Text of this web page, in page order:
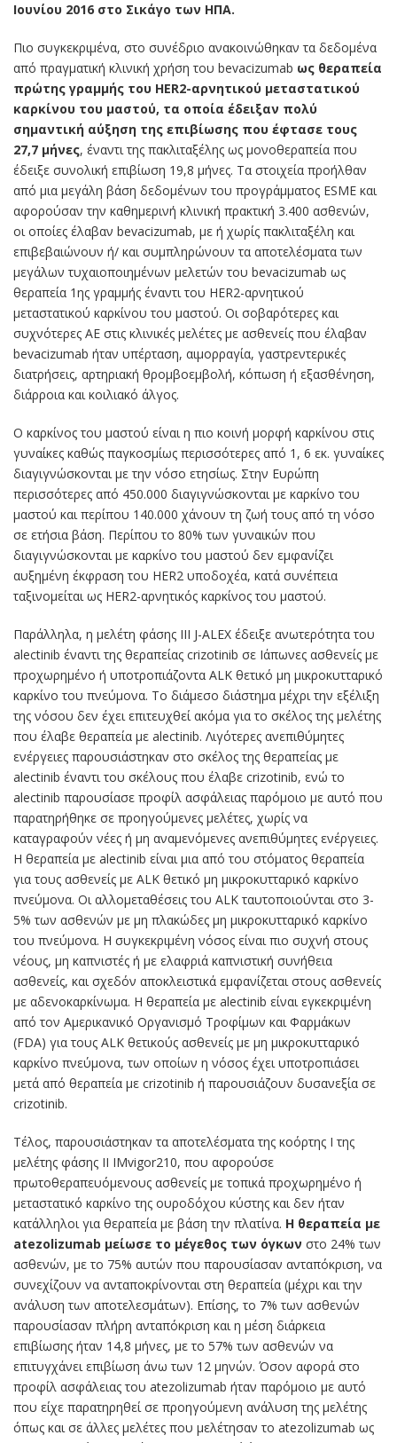
Ιουνίου 2016 στο Σικάγο των ΗΠΑ.
Πιο συγκεκριμένα, στο συνέδριο ανακοινώθηκαν τα δεδομένα
από πραγματική κλινική χρήση του bevacizumab ως θεραπεία
πρώτης γραμμής του HER2-αρνητικού μεταστατικού
καρκίνου του μαστού, τα οποία έδειξαν πολύ
σημαντική αύξηση της επιβίωσης που έφτασε τους
27,7 μήνες, έναντι της πακλιταξέλης ως μονοθεραπεία που
έδειξε συνολική επιβίωση 19,8 μήνες. Τα στοιχεία προήλθαν
από μια μεγάλη βάση δεδομένων του προγράμματος ESME και
αφορούσαν την καθημερινή κλινική πρακτική 3.400 ασθενών,
οι οποίες έλαβαν bevacizumab, με ή χωρίς πακλιταξέλη και
επιβεβαιώνουν ή/ και συμπληρώνουν τα αποτελέσματα των
μεγάλων τυχαιοποιημένων μελετών του bevacizumab ως
θεραπεία 1ης γραμμής έναντι του HER2-αρνητικού
μεταστατικού καρκίνου του μαστού. Οι σοβαρότερες και
συχνότερες ΑΕ στις κλινικές μελέτες με ασθενείς που έλαβαν
bevacizumab ήταν υπέρταση, αιμορραγία, γαστρεντερικές
διατρήσεις, αρτηριακή θρομβοεμβολή, κόπωση ή εξασθένηση,
διάρροια και κοιλιακό άλγος.
O καρκίνος του μαστού είναι η πιο κοινή μορφή καρκίνου στις
γυναίκες καθώς παγκοσμίως περισσότερες από 1, 6 εκ. γυναίκες
διαγιγνώσκονται με την νόσο ετησίως. Στην Ευρώπη
περισσότερες από 450.000 διαγιγνώσκονται με καρκίνο του
μαστού και περίπου 140.000 χάνουν τη ζωή τους από τη νόσο
σε ετήσια βάση. Περίπου το 80% των γυναικών που
διαγιγνώσκονται με καρκίνο του μαστού δεν εμφανίζει
αυξημένη έκφραση του HER2 υποδοχέα, κατά συνέπεια
ταξινομείται ως HER2-αρνητικός καρκίνος του μαστού.
Παράλληλα, η μελέτη φάσης III J-ALEX έδειξε ανωτερότητα του
alectinib έναντι της θεραπείας crizotinib σε Ιάπωνες ασθενείς με
προχωρημένο ή υποτροπιάζοντα ALK θετικό μη μικροκυτταρικό
καρκίνο του πνεύμονα. Το διάμεσο διάστημα μέχρι την εξέλιξη
της νόσου δεν έχει επιτευχθεί ακόμα για το σκέλος της μελέτης
που έλαβε θεραπεία με alectinib. Λιγότερες ανεπιθύμητες
ενέργειες παρουσιάστηκαν στο σκέλος της θεραπείας με
alectinib έναντι του σκέλους που έλαβε crizotinib, ενώ το
alectinib παρουσίασε προφίλ ασφάλειας παρόμοιο με αυτό που
παρατηρήθηκε σε προηγούμενες μελέτες, χωρίς να
καταγραφούν νέες ή μη αναμενόμενες ανεπιθύμητες ενέργειες.
Η θεραπεία με alectinib είναι μια από του στόματος θεραπεία
για τους ασθενείς με ALK θετικό μη μικροκυτταρικό καρκίνο
πνεύμονα. Οι αλλομεταθέσεις του ALK ταυτοποιούνται στο 3-
5% των ασθενών με μη πλακώδες μη μικροκυτταρικό καρκίνο
του πνεύμονα. Η συγκεκριμένη νόσος είναι πιο συχνή στους
νέους, μη καπνιστές ή με ελαφριά καπνιστική συνήθεια
ασθενείς, και σχεδόν αποκλειστικά εμφανίζεται στους ασθενείς
με αδενοκαρκίνωμα. Η θεραπεία με alectinib είναι εγκεκριμένη
από τον Αμερικανικό Οργανισμό Τροφίμων και Φαρμάκων
(FDA) για τους ALK θετικούς ασθενείς με μη μικροκυτταρικό
καρκίνο πνεύμονα, των οποίων η νόσος έχει υποτροπιάσει
μετά από θεραπεία με crizotinib ή παρουσιάζουν δυσανεξία σε
crizotinib.
Τέλος, παρουσιάστηκαν τα αποτελέσματα της κοόρτης Ι της
μελέτης φάσης ΙΙ IMvigor210, που αφορούσε
πρωτοθεραπευόμενους ασθενείς με τοπικά προχωρημένο ή
μεταστατικό καρκίνο της ουροδόχου κύστης και δεν ήταν
κατάλληλοι για θεραπεία με βάση την πλατίνα. Η θεραπεία με
atezolizumab μείωσε το μέγεθος των όγκων στο 24% των
ασθενών, με το 75% αυτών που παρουσίασαν ανταπόκριση, να
συνεχίζουν να ανταποκρίνονται στη θεραπεία (μέχρι και την
ανάλυση των αποτελεσμάτων). Επίσης, το 7% των ασθενών
παρουσίασαν πλήρη ανταπόκριση και η μέση διάρκεια
επιβίωσης ήταν 14,8 μήνες, με το 57% των ασθενών να
επιτυγχάνει επιβίωση άνω των 12 μηνών. Όσον αφορά στο
προφίλ ασφάλειας του atezolizumab ήταν παρόμοιο με αυτό
που είχε παρατηρηθεί σε προηγούμενη ανάλυση της μελέτης
όπως και σε άλλες μελέτες που μελέτησαν το atezolizumab ως